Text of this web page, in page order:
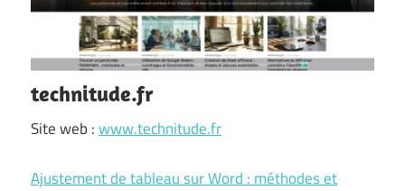
technitude.fr
Site web :www.technitude.fr
Ajustement de tableau sur Word : méthodes et